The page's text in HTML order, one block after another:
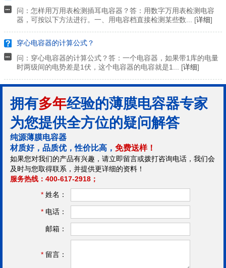
问：怎样用万用表检测插耳电容器？答：用数字万用表检测电容
器，可按以下方法进行。一、用电容档直接检测某些数... [详细]
穿心电容器的计算公式？
问：穿心电容器的计算公式？答：一个电容器，如果带1库的电量
时两级间的电势差是1伏，这个电容器的电容就是1... [详细]
拥有多年经验的薄膜电容器专家
为您提供全方位的疑问解答
纯源薄膜电容器
材质好，品质优，性价比高， 免费送样！
如果您对我们的产品有兴趣，请立即留言或拨打咨询电话，我们会
及时与您取得联系，并提供更详细的资料！
服务热线：400-617-2918；
* 姓名：
* 电话：
邮箱：
* 留言：